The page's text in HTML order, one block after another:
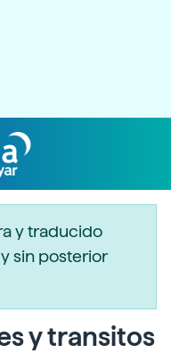
y traducido
y sin posterior
y transitos